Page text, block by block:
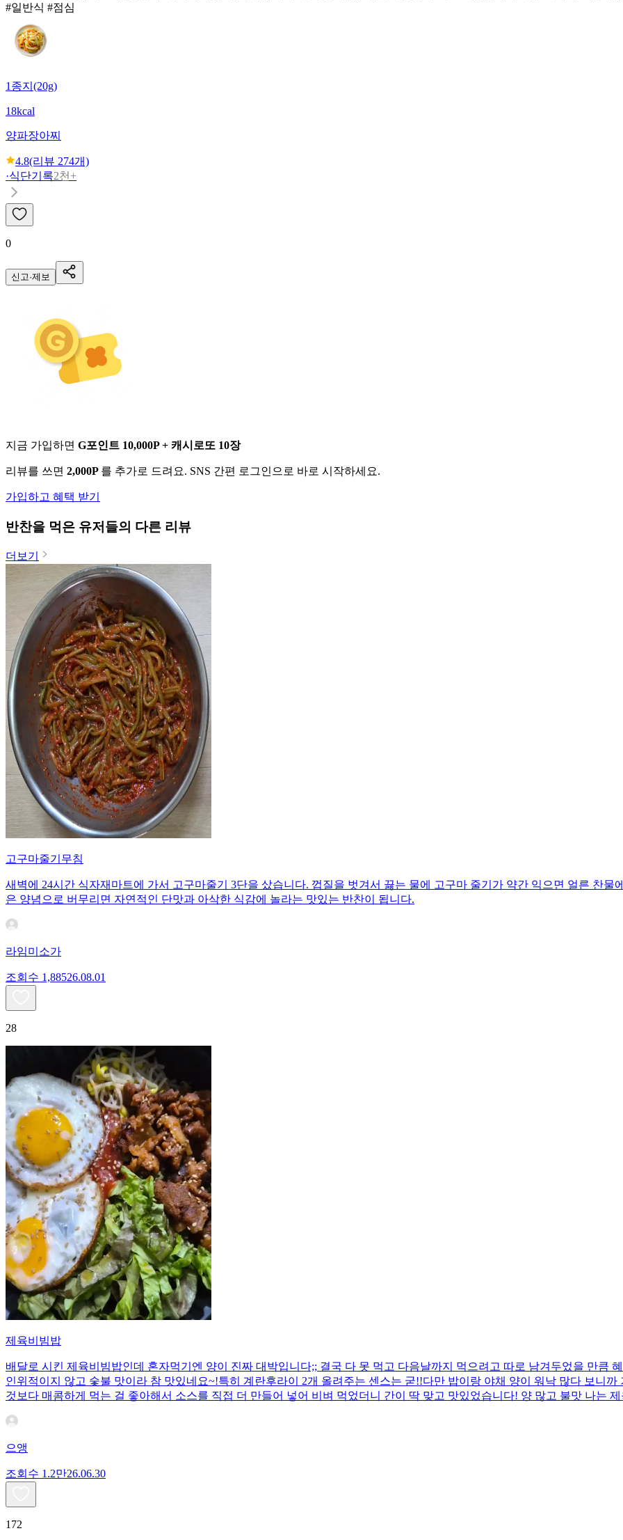
#일반식 #점심
1종지(20g)
18kcal
양파장아찌
4.8(리뷰 274개)
·식단기록2천+
0
신고·제보
지금 가입하면 G포인트 10,000P + 캐시로또 10장
리뷰를 쓰면 2,000P 를 추가로 드려요. SNS 간편 로그인으로 바로 시작하세요.
가입하고 혜택 받기
반찬을 먹은 유저들의 다른 리뷰
더보기
고구마줄기무침
새벽에 24시간 식자재마트에 가서 고구마줄기 3단을 샀습니다. 껍질을 벗겨서 끓는 물에 고구마 줄기가 약간 익으면 얼른 찬
은 양념으로 버무리면 자연적인 단맛과 아삭한 식감에 놀라는 맛있는 반찬이 됩니다.
라임미소가
조회수 1,88526.08.01
28
제육비빔밥
배달로 시킨 제육비빔밥인데 혼자먹기엔 양이 진짜 대박입니다;; 결국 다 못 먹고 다음날까지 먹으려고 따로 남겨두었을 만큼
인위적이지 않고 숯불 맛이라 참 맛있네요~!특히 계란후라이 2개 올려주는 센스는 굳!! ​다만 밥이랑 야채 양이 워낙 많다 보니
것보다 매콤하게 먹는 걸 좋아해서 소스를 직접 더 만들어 넣어 비벼 먹었더니 간이 딱 맞고 맛있었습니다! 양 많고 불맛 나는
으앵
조회수 1.2만26.06.30
172